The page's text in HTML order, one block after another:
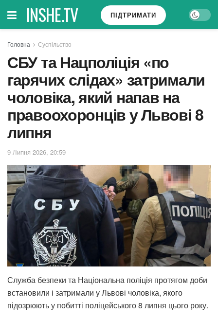
INSHE.TV ПІДТРИМАТИ
Головна Суспільство
СБУ та Нацполіція «по
гарячих слідах» затримали
чоловіка, який напав на
правоохоронців у Львові 8
липня
9 Липня 2026, 20:59
Служба безпеки та Національна поліція протягом доби
встановили і затримали у Львові чоловіка, якого
підозрюють у побитті поліцейського 8 липня цього року.